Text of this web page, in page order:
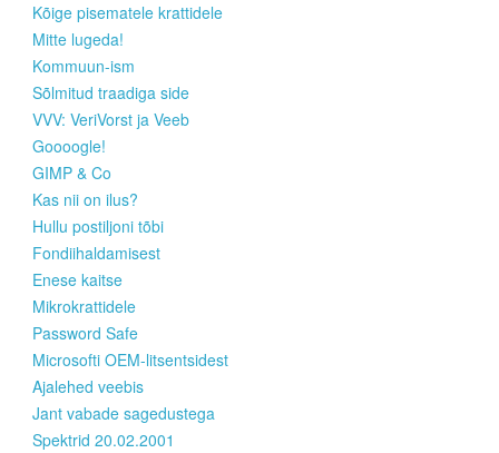
Kõige pisematele krattidele
Mitte lugeda!
Kommuun-ism
Sõlmitud traadiga side
VVV: VeriVorst ja Veeb
Goooogle!
GIMP & Co
Kas nii on ilus?
Hullu postiljoni tõbi
Fondiihaldamisest
Enese kaitse
Mikrokrattidele
Password Safe
Microsofti OEM-litsentsidest
Ajalehed veebis
Jant vabade sagedustega
Spektrid 20.02.2001